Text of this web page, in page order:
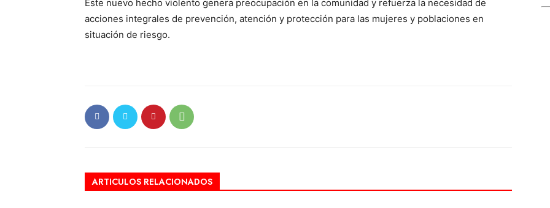
Este nuevo hecho violento genera preocupación en la comunidad y refuerza la necesidad de
acciones integrales de prevención, atención y protección para las mujeres y poblaciones en
situación de riesgo.
ARTICULOS RELACIONADOS